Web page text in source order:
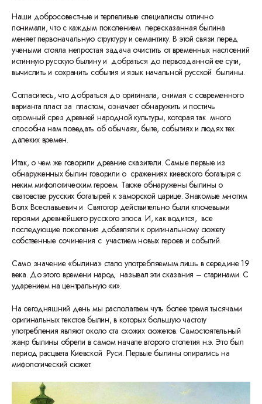
Наши добросовестные и терпеливые специалисты отлично
понимали, что с каждым поколением пересказанная былина
меняет первоначальную структуру и семантику. В этой связи перед
учеными стояла непростая задача очистить от временных наслоений
истинную русскую былину и добраться до первозданной ее сути,
вычислить и сохранить события и язык начальной русской былины.
Согласитесь, что добраться до оригинала, снимая с современного
варианта пласт за пластом, означает обнаружить и постичь
огромный срез древней народной культуры, которая так много
способна нам поведать об обычаях, быте, событиях и людях тех
далеких времен.
Итак, о чем же говорили древние сказители. Самые первые из
обнаруженных былин говорили о сражениях киевского богатыря с
неким мифологическим героем. Также обнаружены былины о
сватовстве русских богатырей к заморской царице. Знакомые многим
Волх Всеславьевич и Святогор действительно были ключевыми
героями древнейшего русского эпоса. И, как водится, все
последующие поколения добавляли к оригинальному сюжету
собственные сочинения с участием новых героев и событий.
Само значение «былина» стало употребляемым лишь в середине 19
века. До этого времени народ называл эти сказания – старинами. С
ударением на центральную «и».
На сегодняшний день мы располагаем чуть более тремя тысячами
оригинальных текстов былин, в которых большую частоту
употребления являют около ста схожих сюжетов. Самостоятельный
жанр былины обрели в самом начале второго столетия н.э. Это был
период расцвета Киевской Руси. Первые былины опирались на
мифологический сюжет.